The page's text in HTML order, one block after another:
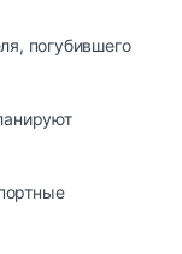
погубившего